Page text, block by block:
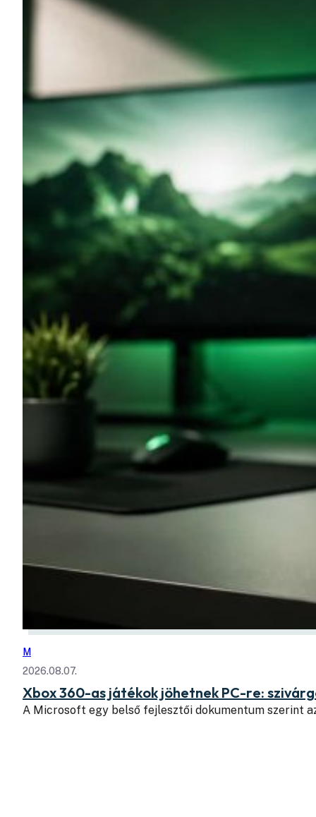
M
2026.08.07.
Xbox 360-as játékok jöhetnek PC-re:
A Microsoft egy belső fejlesztői dokumentum szerint